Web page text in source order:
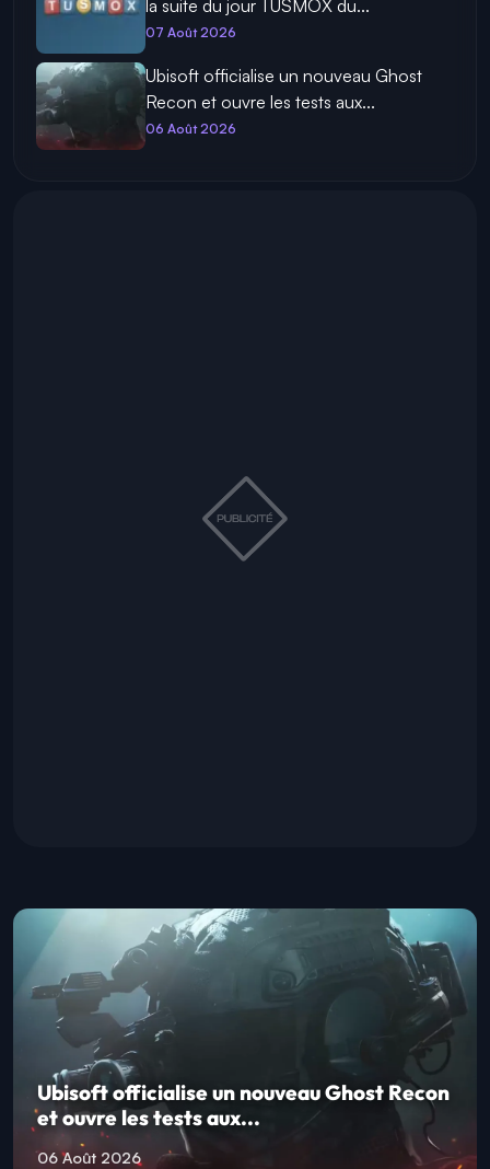
la suite du jour TUSMOX du...
07 Août 2026
Ubisoft officialise un nouveau Ghost
Recon et ouvre les tests aux...
06 Août 2026
Ubisoft officialise un nouveau Ghost Recon
et ouvre les tests aux...
06 Août 2026